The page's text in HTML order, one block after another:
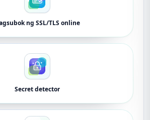
ng SSL/TLS online
Secret detector